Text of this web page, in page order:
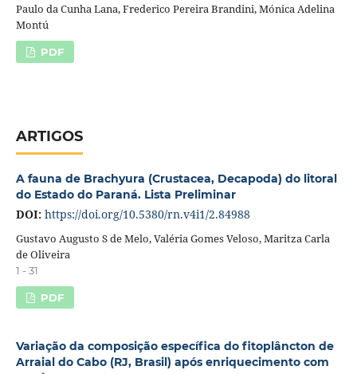
Paulo da Cunha Lana, Frederico Pereira Brandini, Mónica Adelina
Montú
PDF
ARTIGOS
A fauna de Brachyura (Crustacea, Decapoda) do litoral
do Estado do Paraná. Lista Preliminar
DOI: https://doi.org/10.5380/rn.v4i1/2.84988
Gustavo Augusto S de Melo, Valéria Gomes Veloso, Maritza Carla
de Oliveira
1 - 31
PDF
Variação da composição específica do fitoplâncton de
Arraial do Cabo (RJ, Brasil) após enriquecimento com